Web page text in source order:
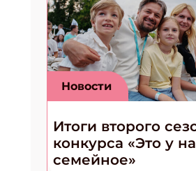
Новости
Итоги второго
конкурса «Это у
семейное»